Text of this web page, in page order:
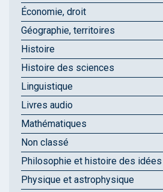
Économie, droit
Géographie, territoires
Histoire
Histoire des sciences
Linguistique
Livres audio
Mathématiques
Non classé
Philosophie et histoire des idées
Physique et astrophysique